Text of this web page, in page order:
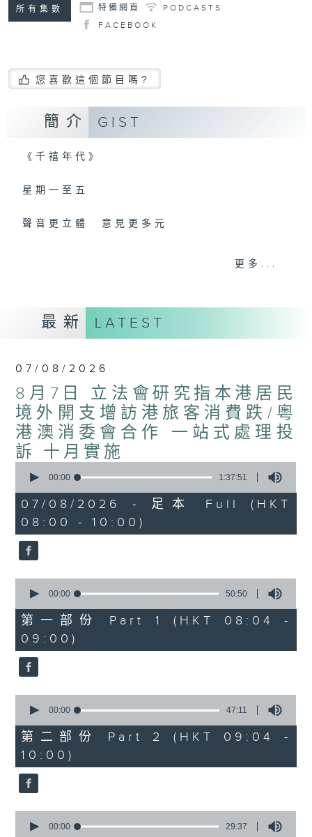
所有集數 特備網頁
PODCASTS
FACEBOOK
您喜歡這個節目嗎?
簡介 GIST
《千禧年代》
星期一至五
聲音更立體 意見更多元
「千禧年代」鼓勵聽眾及嘉賓作有觀點、有理
聽眾提供最新資訊以迎接新的一天。
監製：林嘉瑜
更多...
最新 LATEST
07/08/2026
8月7日 立法會研究指本港居民
境外開支增訪港旅客消費跌/粵
港澳消委會合作 一站式處理投
訴 十月實施
seconds
1
hour,
37
minutes,
51
seconds
00:00 1:37:51
07/08/2026 - 足本 Full (HKT
08:00 - 10:00)
seconds
50
minutes,
50
seconds
00:00 50:50
第一部份 Part 1 (HKT 08:04 -
09:00)
seconds
47
minutes,
11
seconds
00:00 47:11
第二部份 Part 2 (HKT 09:04 -
10:00)
seconds
00:00 29:37